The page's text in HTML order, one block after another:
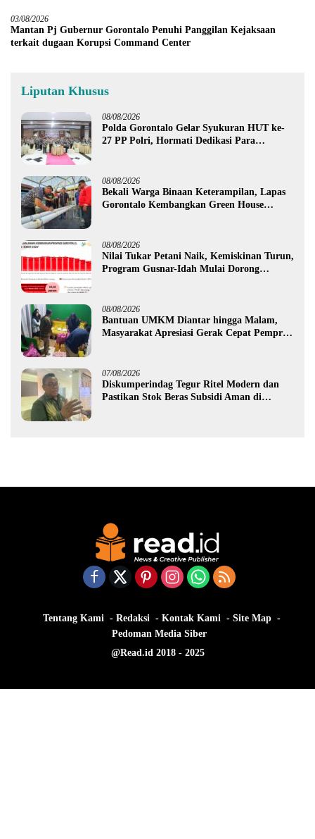
03/08/2026
Mantan Pj Gubernur Gorontalo Penuhi Panggilan Kejaksaan
terkait dugaan Korupsi Command Center
Liputan Khusus
08/08/2026
Polda Gorontalo Gelar Syukuran HUT ke-
27 PP Polri, Hormati Dedikasi Para
08/08/2026
Bekali Warga Binaan Keterampilan, Lapas
Gorontalo Kembangkan Green House
08/08/2026
Nilai Tukar Petani Naik, Kemiskinan Turun,
Program Gusnar-Idah Mulai Dorong
08/08/2026
Bantuan UMKM Diantar hingga Malam,
Masyarakat Apresiasi Gerak Cepat Pemprov
07/08/2026
Diskumperindag Tegur Ritel Modern dan
Pastikan Stok Beras Subsidi Aman di
Tentang Kami Redaksi Kontak Kami
Site Map
Pedoman Media Siber
@Read.id 2018 - 2025